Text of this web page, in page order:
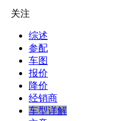
关注
综述
参配
车图
报价
降价
经销商
车型详解